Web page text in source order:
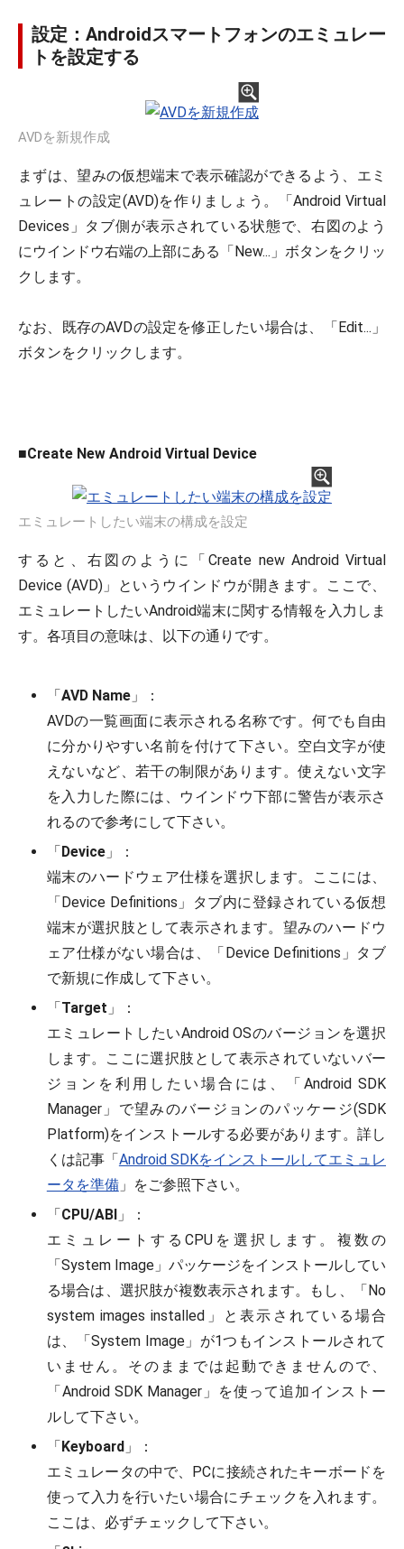
設定：Androidスマートフォンのエミュレー
トを設定する
AVDを新規作成
まずは、望みの仮想端末で表示確認ができるよう、エミ
ュレートの設定(AVD)を作りましょう。「Android Virtual
Devices」タブ側が表示されている状態で、右図のよう
にウインドウ右端の上部にある「New...」ボタンをクリッ
クします。
なお、既存のAVDの設定を修正したい場合は、「Edit...」
ボタンをクリックします。
■Create New Android Virtual Device
エミュレートしたい端末の構成を設定
すると、右図のように「Create new Android Virtual
Device (AVD)」というウインドウが開きます。ここで、
エミュレートしたいAndroid端末に関する情報を入力しま
す。各項目の意味は、以下の通りです。
「 AVD Name」：
AVDの一覧画面に表示される名称です。何でも自由
に分かりやすい名前を付けて下さい。空白文字が使
えないなど、若干の制限があります。使えない文字
を入力した際には、ウインドウ下部に警告が表示さ
れるので参考にして下さい。
「 Device」：
端末のハードウェア仕様を選択します。ここには、
「Device Definitions」タブ内に登録されている仮想
端末が選択肢として表示されます。望みのハードウ
ェア仕様がない場合は、「Device Definitions」タブ
で新規に作成して下さい。
「 Target 」：
エミュレートしたいAndroid OSのバージョンを選択
します。ここに選択肢として表示されていないバー
ジョンを利用したい場合には、「Android SDK
Manager」で望みのバージョンのパッケージ(SDK
Platform)をインストールする必要があります。詳し
くは記事「 Android SDKをインストールしてエミュレ
ータを準備」をご参照下さい。
「 CPU/ABI 」：
エミュレートするCPUを選択します。複数の
「System Image」パッケージをインストールしてい
る場合は、選択肢が複数表示されます。もし、「No
system images installed」と表示されている場合
は、「System Image」が1つもインストールされて
いません。そのままでは起動できませんので、
「Android SDK Manager」を使って追加インストー
ルして下さい。
「 Keyboard 」：
エミュレータの中で、PCに接続されたキーボードを
使って入力を行いたい場合にチェックを入れます。
ここは、必ずチェックして下さい。